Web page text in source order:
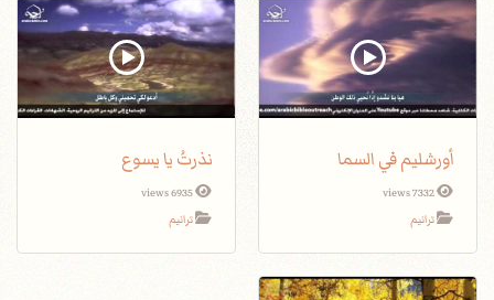
أورشليم في السما
7332 views
ترانيم
نذرتُ يا يسوع
6935 views
ترانيم